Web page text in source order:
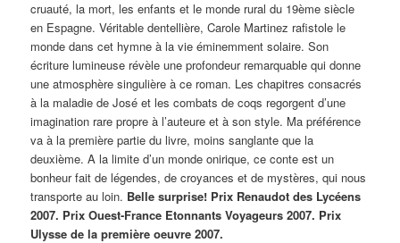
cruauté, la mort, les enfants et le monde rural du 19ème siècle
en Espagne. Véritable dentellière, Carole Martinez rafistole le
monde dans cet hymne à la vie éminemment solaire. Son
écriture lumineuse révèle une profondeur remarquable qui donne
une atmosphère singulière à ce roman. Les chapitres consacrés
à la maladie de José et les combats de coqs regorgent d’une
imagination rare propre à l’auteure et à son style. Ma préférence
va à la première partie du livre, moins sanglante que la
deuxième. A la limite d’un monde onirique, ce conte est un
bonheur fait de légendes, de croyances et de mystères, qui nous
transporte au loin. Belle surprise! Prix Renaudot des Lycéens
2007. Prix Ouest-France Etonnants Voyageurs 2007. Prix
Ulysse de la première oeuvre 2007.